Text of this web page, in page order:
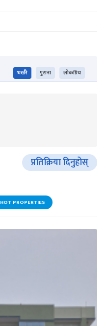
भर्खरै पुराना लोकप्रिय
प्रतिक्रिया दिनुहोस्
HOT PROPERTIES